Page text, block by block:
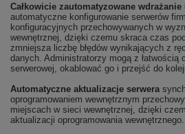
Całkowicie zautomatyzowane wdrażanie
automatyczne konfigurowanie serwerów
konfiguracyjnych przechowywanych w
wewnętrznej, dzięki czemu skraca czas
zmniejsza liczbę błędów wynikających z
danych. Administratorzy mogą z łatwością
serwerowej, okablować go i przejść do
Automatyczne aktualizacje serwera
oprogramowaniem wewnętrznym
miejscach w sieci wewnętrznej, dzięki
aktualizacji oprogramowania wewnętrznego.